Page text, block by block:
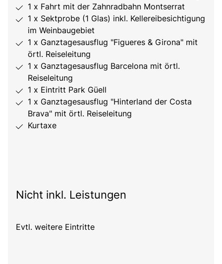
1 x Fahrt mit der Zahnradbahn Montserrat
1 x Sektprobe (1 Glas) inkl. Kellereibesichtigung
im Weinbaugebiet
1 x Ganztagesausflug "Figueres & Girona" mit
örtl. Reiseleitung
1 x Ganztagesausflug Barcelona mit örtl.
Reiseleitung
1 x Eintritt Park Güell
1 x Ganztagesausflug "Hinterland der Costa
Brava" mit örtl. Reiseleitung
Kurtaxe
Nicht inkl. Leistungen
Evtl. weitere Eintritte